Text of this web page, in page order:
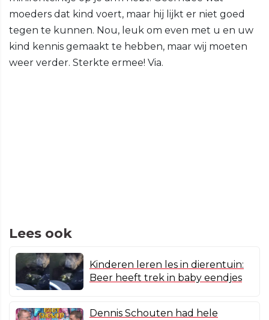
moeders dat kind voert, maar hij lijkt er niet goed
tegen te kunnen. Nou, leuk om even met u en uw
kind kennis gemaakt te hebben, maar wij moeten
weer verder. Sterkte ermee! Via.
Lees ook
Kinderen leren les in dierentuin:
Beer heeft trek in baby eendjes
Dennis Schouten had hele